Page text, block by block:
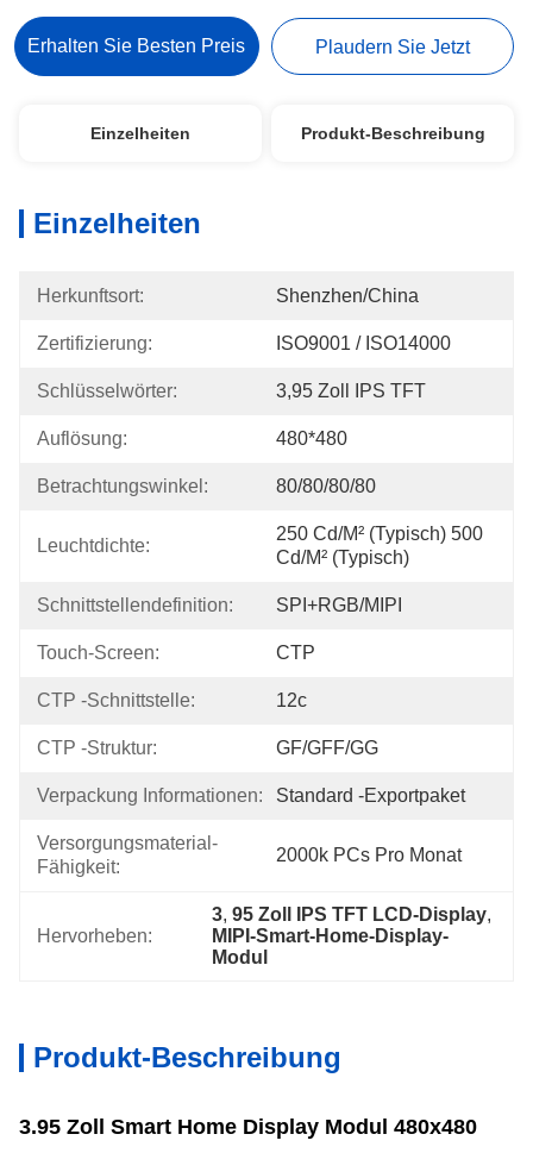
Erhalten Sie Besten Preis Plaudern Sie Jetzt
Einzelheiten Produkt-Beschreibung
Einzelheiten
Herkunftsort: Shenzhen/China
Zertifizierung: ISO9001 / ISO14000
Schlüsselwörter: 3,95 Zoll IPS TFT
Auflösung: 480*480
Betrachtungswinkel: 80/80/80/80
Leuchtdichte:
250 Cd/m² (typisch) 500
Cd/m² (typisch)
Schnittstellendefinition: SPI+RGB/MIPI
Touch-Screen: CTP
CTP -Schnittstelle: 12c
CTP -Struktur: GF/GFF/GG
Verpackung Informationen: Standard -Exportpaket
Versorgungsmaterial-
Fähigkeit:
2000k PCs Pro Monat
Hervorheben:
3, 95 Zoll IPS TFT LCD-Display
MIPI-Smart-Home-Display-
Modul
Produkt-Beschreibung
3.95 Zoll Smart Home Display Modul 480x480